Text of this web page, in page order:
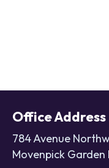
Office Address
784 Avenue
Movenpick